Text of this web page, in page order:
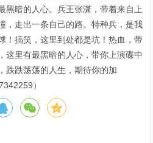
黑暗的人心。兵王张潇，带着来自上
，走出一条自己的路。特种兵，是我
！搞笑，这里到处都是坑！热血，带
这里有最黑暗的人心，带你上演碟中
跌跌荡荡的人生，期待你的加
）